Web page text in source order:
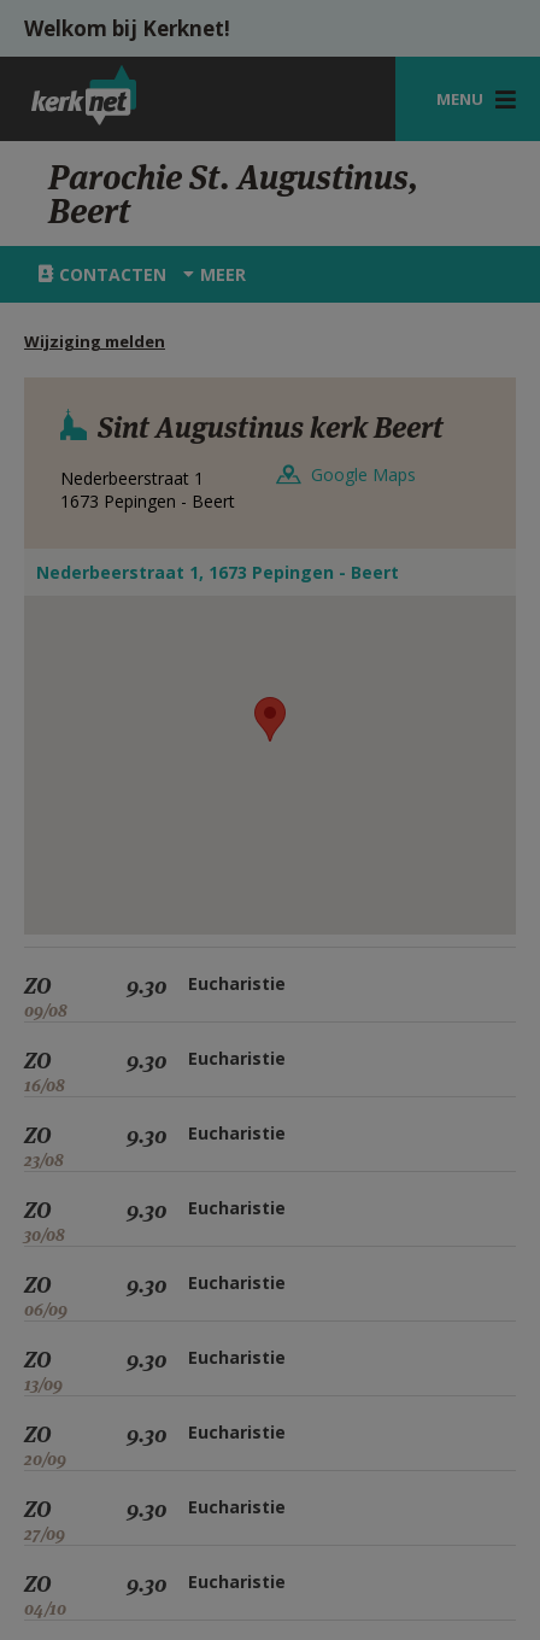
Overslaan en naar de inhoud gaan
Welkom bij Kerknet!
MENU
STARTPAGINA
KERK
VIERINGEN
HULP
MIJN PAROCHIE
AANMELDEN OF REGISTREREN
Parochie St. Augustinus,
Beert
CONTACTEN MEER
Wijziging melden
Sint Augustinus kerk Beert
Nederbeerstraat 1
1673 Pepingen - Beert
Google Maps
Nederbeerstraat 1, 1673 Pepingen - Beert
ZO
09/08
9.30 Eucharistie
ZO
16/08
9.30 Eucharistie
ZO
23/08
9.30 Eucharistie
ZO
30/08
9.30 Eucharistie
ZO
06/09
9.30 Eucharistie
ZO
13/09
9.30 Eucharistie
ZO
20/09
9.30 Eucharistie
ZO
27/09
9.30 Eucharistie
ZO
04/10
9.30 Eucharistie